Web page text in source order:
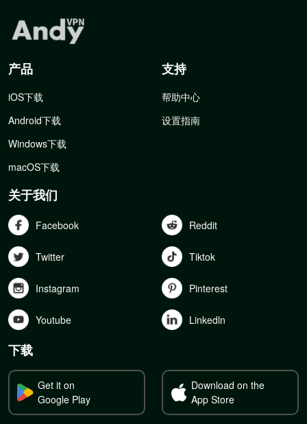
产品
iOS下载
Android下载
Windows下载
macOS下载
支持
帮助中心
设置指南
关于我们
Facebook Reddit
Twitter Tiktok
Instagram Pinterest
Youtube Linkedln
下载
Get it on
Google Play
Download on the
App Store